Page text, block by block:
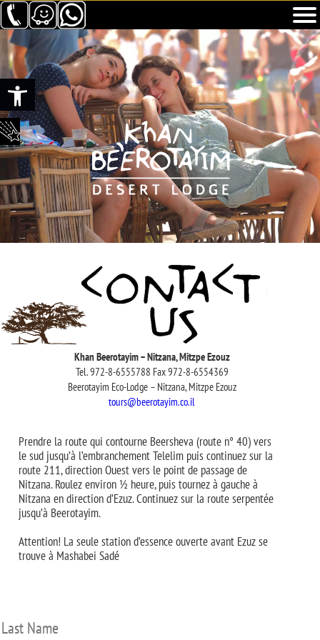
Ouvrir la barre d’outils
Khan Beerotayim – Nitzana, Mitzpe Ezouz
Tel. 972-8-6555788 Fax 972-8-6554369
Beerotayim Eco-Lodge – Nitzana, Mitzpe Ezouz
tours@beerotayim.co.il
Prendre la route qui contourne Beersheva (route n° 40) vers
le sud jusqu’à l’embranchement Telelim puis continuez sur la
route 211, direction Ouest vers le point de passage de
Nitzana. Roulez environ ½ heure, puis tournez à gauche à
Nitzana en direction d’Ezuz. Continuez sur la route serpentée
jusqu’à Beerotayim.
Attention! La seule station d’essence ouverte avant Ezuz se
trouve à Mashabei Sadé